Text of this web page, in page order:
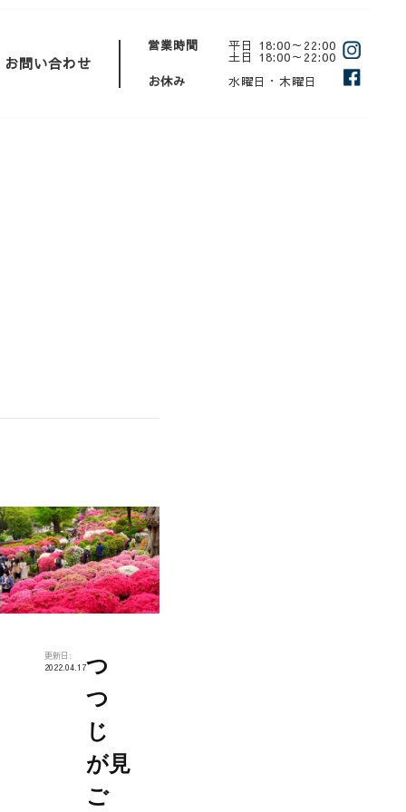
お問い合わせ
営業時間 平日 18:00～22:00
土日 18:00～22:00
お休み
水曜日・木曜日
更新日:
2022.04.17つ
つ
じ
が見
ご